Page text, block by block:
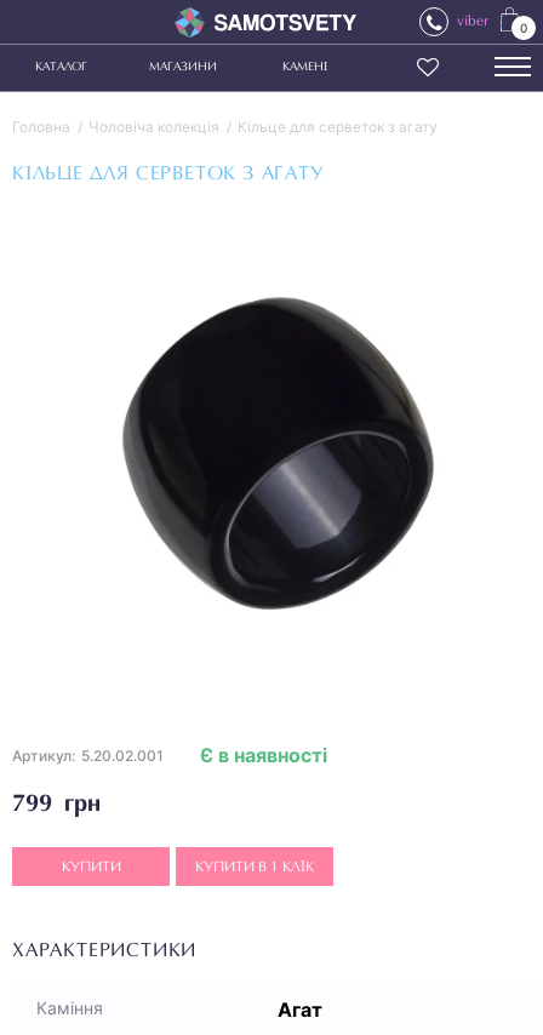
viber 0
КАТАЛОГ МАГАЗИНИ КАМЕНІ
Головна Чоловіча колекція Кільце для серветок з агату
КІЛЬЦЕ ДЛЯ СЕРВЕТОК З АГАТУ
Артикул: 5.20.02.001
799 грн
Є в наявності
КУПИТИ КУПИТИ В 1 КЛІК
ХАРАКТЕРИСТИКИ
Каміння Агат